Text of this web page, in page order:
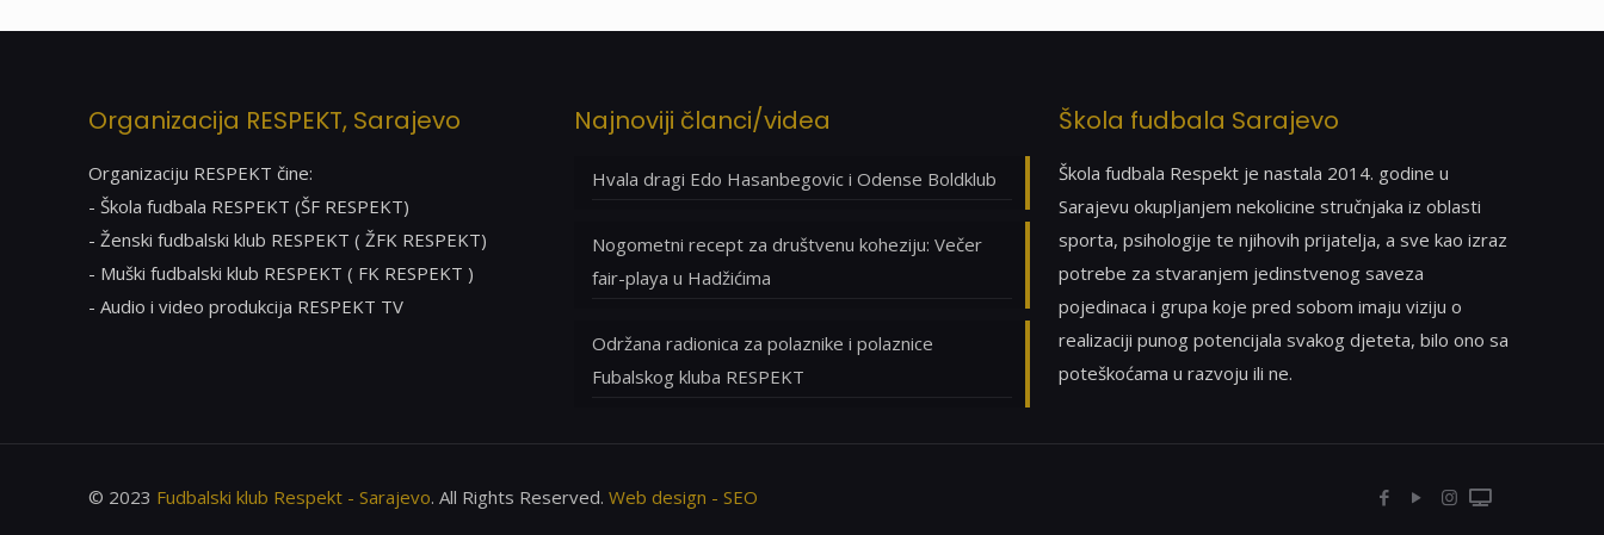
Organizacija RESPEKT, Sarajevo
Organizaciju RESPEKT čine:
- Škola fudbala RESPEKT (ŠF RESPEKT)
- Ženski fudbalski klub RESPEKT ( ŽFK RESPEKT)
- Muški fudbalski klub RESPEKT ( FK RESPEKT )
- Audio i video produkcija RESPEKT TV
Najnoviji članci/videa
Hvala dragi Edo Hasanbegovic i Odense Boldklub
Nogometni recept za društvenu koheziju: Večer
fair-playa u Hadžićima
Održana radionica za polaznike i polaznice
Fubalskog kluba RESPEKT
Škola fudbala Sarajevo
Škola fudbala Respekt je nastala 2014. godine u
Sarajevu okupljanjem nekolicine stručnjaka iz oblasti
sporta, psihologije te njihovih prijatelja, a sve kao izraz
potrebe za stvaranjem jedinstvenog saveza
pojedinaca i grupa koje pred sobom imaju viziju o
realizaciji punog potencijala svakog djeteta, bilo ono sa
poteškoćama u razvoju ili ne.
© 2023 Fudbalski klub Respekt - Sarajevo. All Rights Reserved.Web design - SEO